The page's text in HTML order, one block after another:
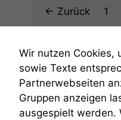
← Zurück 1
anmelden
Wir nutzen Cookies,
sowie Texte
Partnerwebseiten
Gruppen anzeigen
ausgespielt werden.